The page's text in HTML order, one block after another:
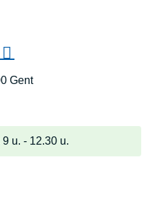
Gent
9 u. 12.30 u.